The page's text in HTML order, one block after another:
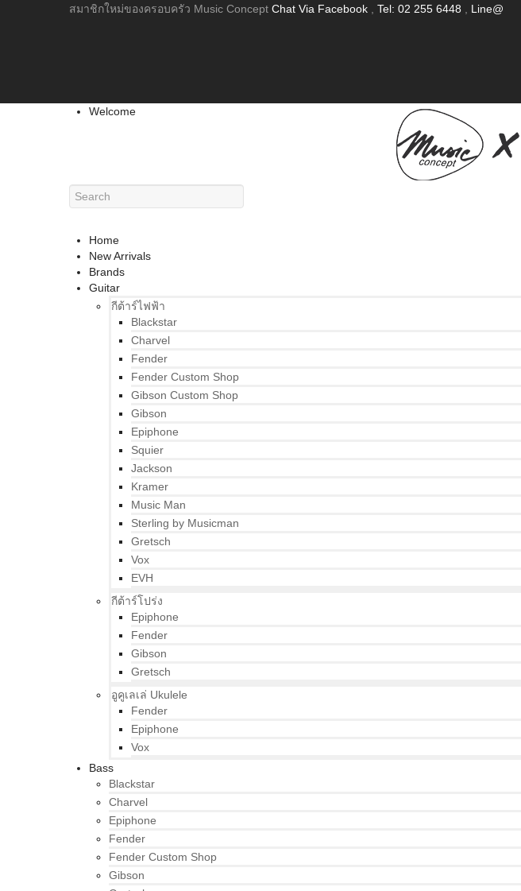
สมาชิกใหม่ของครอบครัว Music Concept Chat Via Facebook Tel: 02 255 6448 Line@
Welcome
Home
New Arrivals
Brands
Guitar
กีต้าร์ไฟฟ้า
Blackstar
Charvel
Fender
Fender Custom Shop
Gibson Custom Shop
Gibson
Epiphone
Squier
Jackson
Kramer
Music Man
Sterling by Musicman
Gretsch
Vox
EVH
กีต้าร์โปร่ง
Epiphone
Fender
Gibson
Gretsch
อูคูเลเล่ Ukulele
Fender
Epiphone
Vox
Bass
Blackstar
Charvel
Epiphone
Fender
Fender Custom Shop
Gibson